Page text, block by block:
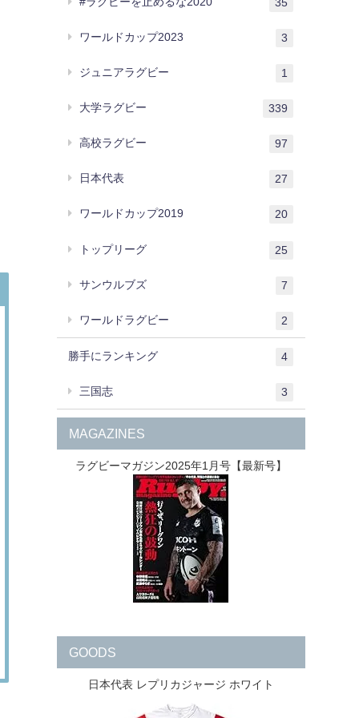
35
ワールドカップ2023 3
ジュニアラグビー 1
大学ラグビー 339
高校ラグビー 97
日本代表 27
ワールドカップ2019 20
トップリーグ 25
サンウルブズ 7
ワールドラグビー 2
勝手にランキング 4
三国志 3
MAGAZINES
ラグビーマガジン2025年1月号【最新号】
GOODS
日本代表 レプリカジャージ ホワイト